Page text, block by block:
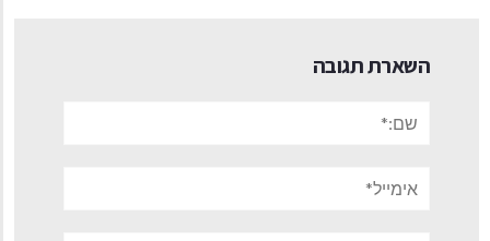
השארת תגובה